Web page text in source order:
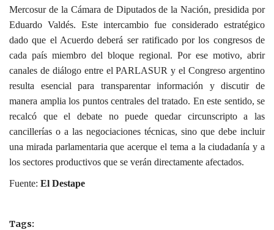
Mercosur de la Cámara de Diputados de la Nación, presidida por
Eduardo Valdés. Este intercambio fue considerado estratégico
dado que el Acuerdo deberá ser ratificado por los congresos de
cada país miembro del bloque regional. Por ese motivo, abrir
canales de diálogo entre el PARLASUR y el Congreso argentino
resulta esencial para transparentar información y discutir de
manera amplia los puntos centrales del tratado. En este sentido, se
recalcó que el debate no puede quedar circunscripto a las
cancillerías o a las negociaciones técnicas, sino que debe incluir
una mirada parlamentaria que acerque el tema a la ciudadanía y a
los sectores productivos que se verán directamente afectados.
Fuente: El Destape
Tags: